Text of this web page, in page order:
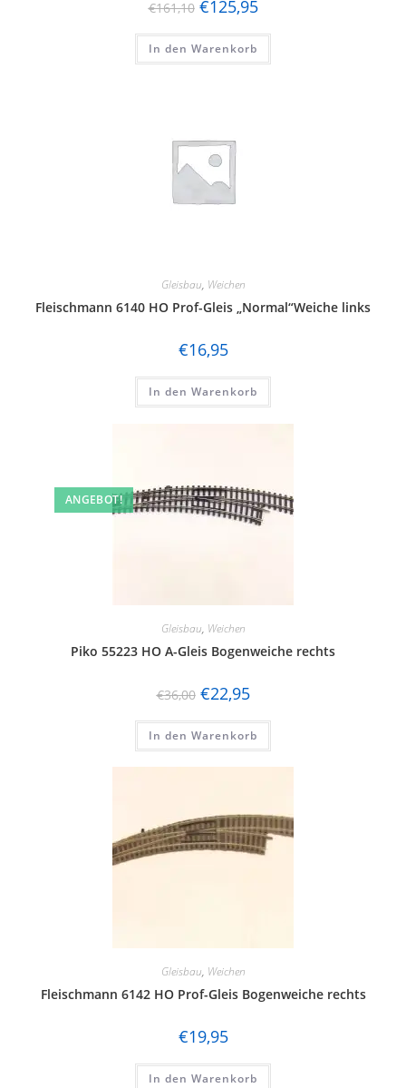
€161,10 €125,95
In den Warenkorb
Gleisbau, Weichen
Fleischmann 6140 HO Prof-Gleis „Normal“Weiche links
€16,95
In den Warenkorb
ANGEBOT!
Gleisbau, Weichen
Piko 55223 HO A-Gleis Bogenweiche rechts
€36,00 €22,95
In den Warenkorb
Gleisbau, Weichen
Fleischmann 6142 HO Prof-Gleis Bogenweiche rechts
€19,95
In den Warenkorb